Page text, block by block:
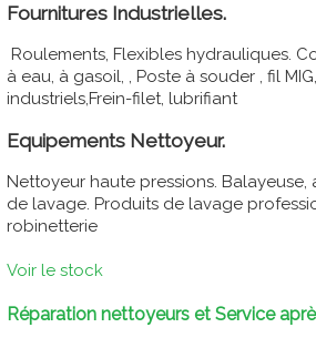
Fournitures Industrielles.
Roulements, Flexibles hydrauliques.
à eau, à gasoil, , Poste à souder , fil
industriels,Frein-filet, lubrifiant
Equipements Nettoyeur.
Nettoyeur haute pressions.
de lavage. Produits de lavage
robinetterie
Voir le stock
Réparation nettoyeurs et Service